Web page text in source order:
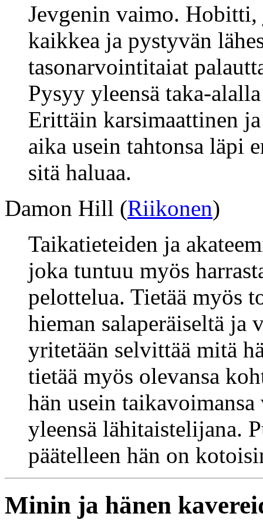
Jevgenin vaimo. Hobitti,
kaikkea ja pystyvän
tasonarvointitaiat
Pysyy yleensä taka-
Erittäin karsimaattinen
aika usein tahtonsa läpi
sitä haluaa.
Damon Hill (Riikonen)
Taikatieteiden ja
joka tuntuu myös
pelottelua. Tietää myös
hieman salaperäiseltä
yritetään selvittää mitä
tietää myös olevansa
hän usein
yleensä lähitaistelijana.
päätelleen hän on
Minin ja hänen